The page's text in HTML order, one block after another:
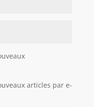
articles par e-